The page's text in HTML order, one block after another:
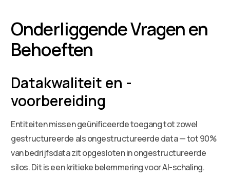
Onderliggende Vragen en
Behoeften
Datakwaliteit en -
voorbereiding
Entiteiten missen geünificeerde toegang tot zowel
gestructureerde als ongestructureerde data — tot 90%
van bedrijfsdata zit opgesloten in ongestructureerde
silos. Dit is een kritieke belemmering voor AI-schaling.